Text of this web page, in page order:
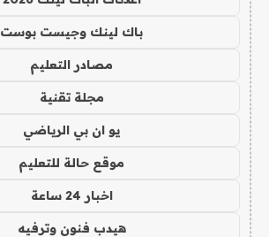
باك لينك وجيست بوست
مصادر التعليم
مجلة تقنية
يو ان بي الرياضي
موقع حالة للتعليم
اخبار 24 ساعة
هيدب فنون وترفيه